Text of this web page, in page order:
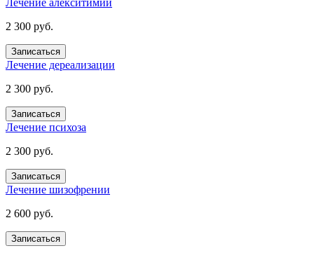
Лечение алекситимии
2 300 руб.
Записаться
Лечение дереализации
2 300 руб.
Записаться
Лечение психоза
2 300 руб.
Записаться
Лечение шизофрении
2 600 руб.
Записаться